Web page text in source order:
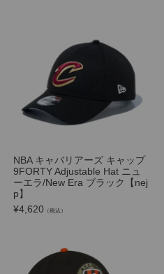
NBA キャバリアーズ キャップ
9FORTY Adjustable Hat ニュ
ーエラ/New Era ブラック【nej
p】
¥4,620 （税込）